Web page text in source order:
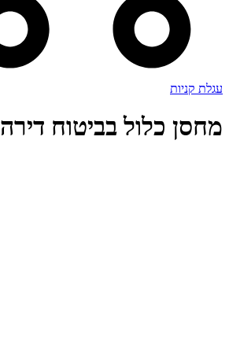
עגלת קניות
מחסן כלול בביטוח דירה